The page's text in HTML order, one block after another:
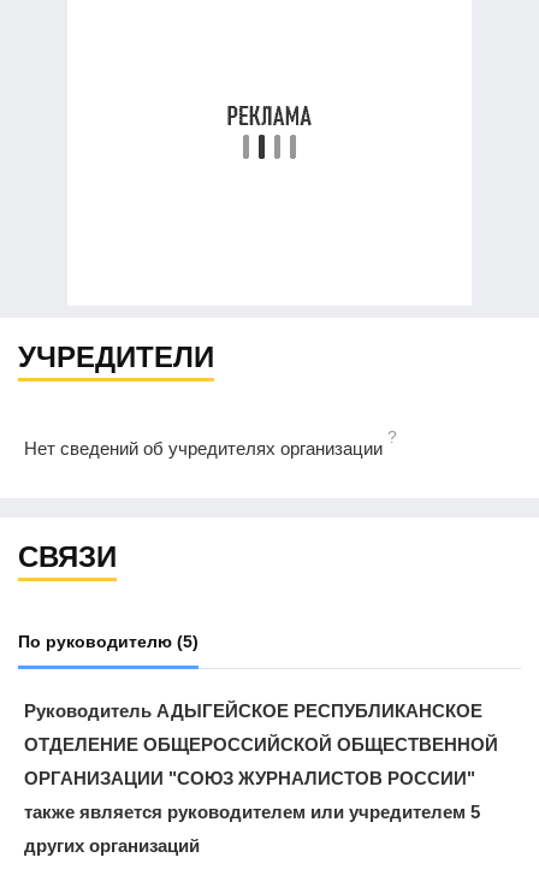
УЧРЕДИТЕЛИ
Нет сведений об учредителях организации
?
СВЯЗИ
По руководителю (5)
Руководитель АДЫГЕЙСКОЕ РЕСПУБЛИКАНСКОЕ
ОТДЕЛЕНИЕ ОБЩЕРОССИЙСКОЙ ОБЩЕСТВЕННОЙ
ОРГАНИЗАЦИИ "СОЮЗ ЖУРНАЛИСТОВ РОССИИ"
также является руководителем или учредителем 5
других организаций